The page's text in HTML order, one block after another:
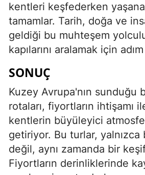
kentleri keşfederken
tamamlar. Tarih, doğa ve
geldiği bu muhteşem
kapılarını aralamak için adım
SONUÇ
Kuzey Avrupa'nın sunduğu
rotaları, fiyortların ihtişamı
kentlerin büyüleyici
getiriyor. Bu turlar,
değil, aynı zamanda bir
Fiyortların derinliklerinde